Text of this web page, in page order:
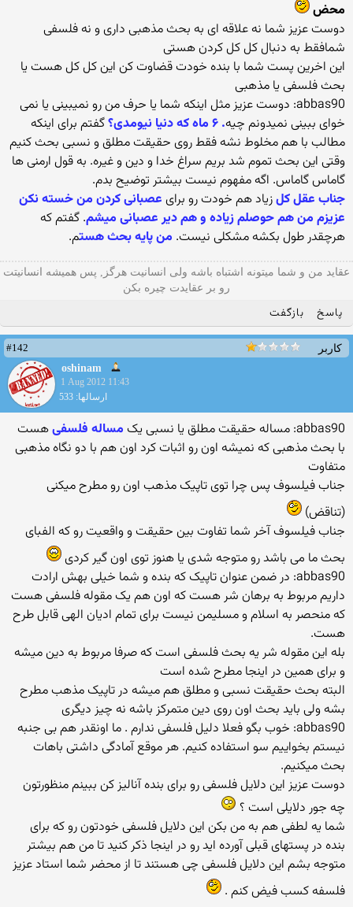
محض
دوست عزیز شما نه علاقه ای به بحث مذهبی داری و نه فلسفی
شمافقط به دنبال کل کل کردن هستی
این اخرین پست شما با بنده خودت قضاوت کن این کل کل هست یا
بحث فلسفی یا مذهبی
abbas90: دوست عزیز مثل اینکه شما یا حرف من رو نمیبینی یا نمی
خوای ببینی نمیدونم چیه. ۶ ماه که دنیا نیومدی؟
گفتم برای اینکه
مطالب با هم مخلوط نشه فقط روی حقیقت مطلق و نسبی بحث کنیم
وقتی این بحث تموم شد بریم سراغ خدا و دین و غیره. به قول ارمنی ها
گاماس گاماس. اگه مفهوم نیست بیشتر توضیح بدم.
جناب عقل کلزیاد هم خودت رو برای عصبانی کردن من خسته نکن
عزیزم من هم حوصلم زیاده و هم دیر عصبانی میشم. گفتم که
هرچقدر طول بکشه مشکلی نیست. من پایه بحث هستم.
عقاید من و شما میتونه اشتباه باشه ولی انسانیت هرگز, پس همیشه انسانیتت
رو بر عقایدت چیره بکن
پاسخ بازگفت
کاربر
#142
oshinam
1 Aug 2012 11:43
ارسالها: 533
abbas90: مساله حقیقت مطلق یا نسبی یک مساله فلسفیهست
با بحث مذهبی که نمیشه اون رو اثبات کرد اون هم با دو نگاه مذهبی
متفاوت
جناب فیلسوف پس چرا توی تاپیک مذهب اون رو مطرح میکنی
(تناقض)
جناب فیلسوف آخر شما تفاوت بین حقیقت و واقعیت رو که الفبای
بحث ما می باشد رو متوجه شدی یا هنوز توی اون گیر کردی
abbas90: در ضمن عنوان تاپیک که بنده و شما خیلی بهش ارادت
داریم مربوط به برهان شر هست که اون هم یک مقوله فلسفی هست
که منحصر به اسلام و مسلیمن نیست برای تمام ادیان الهی قابل طرح
هست.
بله این مقوله شر یه بحث فلسفی است که صرفا مربوط به دین میشه
و برای همین در اینجا مطرح شده است
البته بحث حقیقت نسبی و مطلق هم میشه در تاپیک مذهب مطرح
بشه ولی باید بحث اون روی دین متمرکز باشه نه چیز دیگری
abbas90: خوب بگو فعلا دلیل فلسفی ندارم . ما اونقدر هم بی جنبه
نیستم بخواییم سو استفاده کنیم. هر موقع آمادگی داشتی باهات
بحث میکنیم.
دوست عزیز این دلایل فلسفی رو برای بنده آنالیز کن ببینم منظورتون
چه جور دلایلی است ؟
شما یه لطفی هم به من بکن این دلایل فلسفی خودتون رو که برای
بنده در پستهای قبلی آورده اید رو در اینجا ذکر کنید تا من هم بیشتر
متوجه بشم این دلایل فلسفی چی هستند تا از محضر شما استاد عزیز
فلسفه کسب فیض کنم .